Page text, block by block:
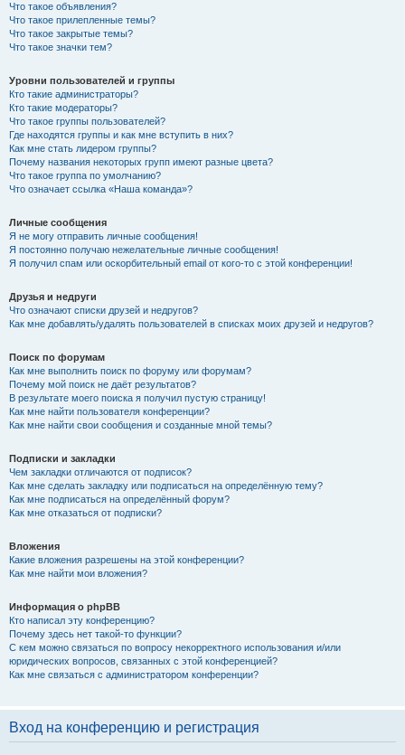
Что такое объявления?
Что такое прилепленные темы?
Что такое закрытые темы?
Что такое значки тем?
Уровни пользователей и группы
Кто такие администраторы?
Кто такие модераторы?
Что такое группы пользователей?
Где находятся группы и как мне вступить в них?
Как мне стать лидером группы?
Почему названия некоторых групп имеют разные цвета?
Что такое группа по умолчанию?
Что означает ссылка «Наша команда»?
Личные сообщения
Я не могу отправить личные сообщения!
Я постоянно получаю нежелательные личные сообщения!
Я получил спам или оскорбительный email от кого-то с этой конференции!
Друзья и недруги
Что означают списки друзей и недругов?
Как мне добавлять/удалять пользователей в списках моих друзей и недругов?
Поиск по форумам
Как мне выполнить поиск по форуму или форумам?
Почему мой поиск не даёт результатов?
В результате моего поиска я получил пустую страницу!
Как мне найти пользователя конференции?
Как мне найти свои сообщения и созданные мной темы?
Подписки и закладки
Чем закладки отличаются от подписок?
Как мне сделать закладку или подписаться на определённую тему?
Как мне подписаться на определённый форум?
Как мне отказаться от подписки?
Вложения
Какие вложения разрешены на этой конференции?
Как мне найти мои вложения?
Информация о phpBB
Кто написал эту конференцию?
Почему здесь нет такой-то функции?
С кем можно связаться по вопросу некорректного использования и/или
юридических вопросов, связанных с этой конференцией?
Как мне связаться с администратором конференции?
Вход на конференцию и регистрация